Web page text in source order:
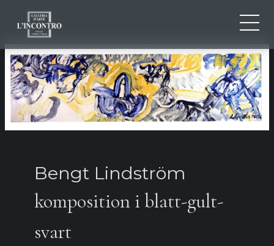
IT
EN
FR
QUI SOMMES-NOU
NEWS ED EVENTS
ARTISTES ET ŒUVRES
EXPOSITIONS
Bengt Lindström
komposition i blatt-gult-
svart